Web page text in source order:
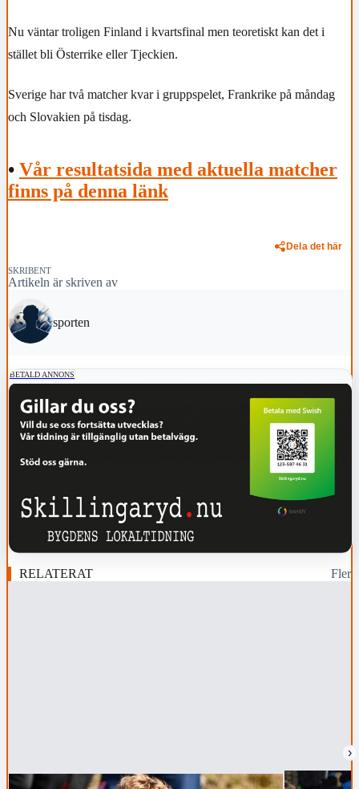
Nu väntar troligen Finland i kvartsfinal men teoretiskt kan det i
stället bli Österrike eller Tjeckien.
Sverige har två matcher kvar i gruppspelet, Frankrike på måndag
och Slovakien på tisdag.
• Vår resultatsida med aktuella matcher
finns på denna länk
Dela det här
SKRIBENT
Artikeln är skriven av
sporten
BETALD ANNONS
RELATERAT Fler
›